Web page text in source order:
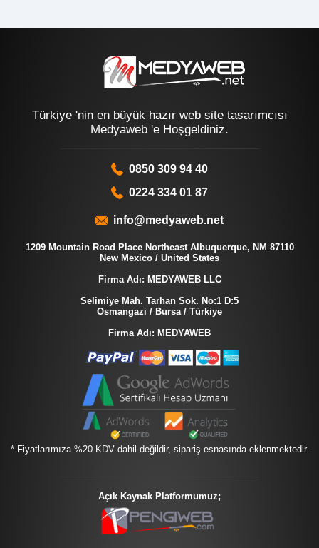
Türkiye 'nin en büyük hazır web site tasarımcısı
Medyaweb 'e Hoşgeldiniz.
0850 309 94 40
0224 334 01 87
info@medyaweb.net
1209 Mountain Road Place Northeast Albuquerque, NM 87110
New Mexico / United States
Firma Adı: MEDYAWEB LLC
Selimiye Mah. Tarhan Sok. No:1 D:5
Osmangazi / Bursa / Türkiye
Firma Adı: MEDYAWEB
* Fiyatlarımıza %20 KDV dahil değildir, sipariş esnasında eklenmektedir.
Açık Kaynak Platformumuz;